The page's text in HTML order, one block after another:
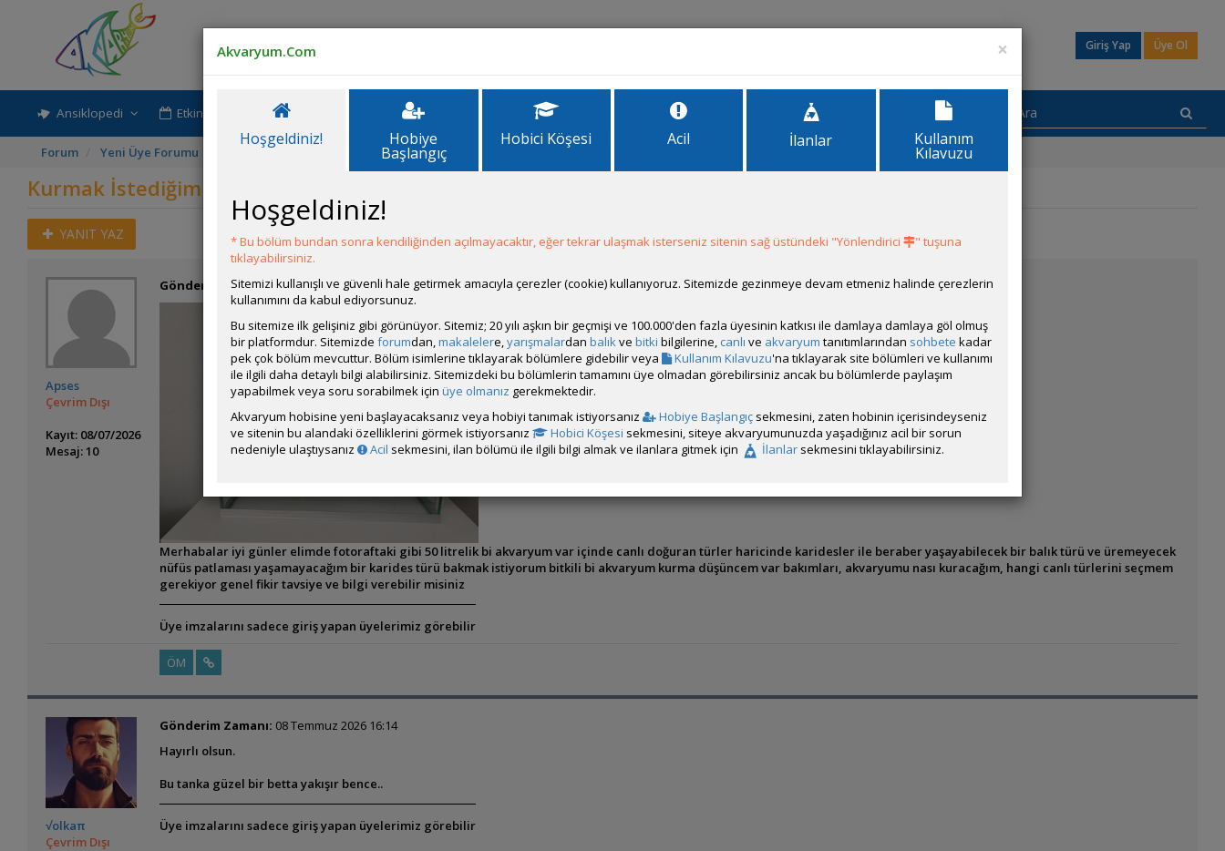
Giriş Yap Üye Ol
Ansiklopedi Etkinlik-Paylaşım İlanlar Forum
Forum Yeni Üye Forumu Kurmak İstediğim 50 Litrelik Akvaryum
Kurmak İstediğim 50 Litrelik Akvaryum
YANIT YAZ
Apses
Çevrim Dışı
Kayıt: 08/07/2026
Mesaj: 10
Gönderim Zamanı: 08 Temmuz 2026 15:34
Merhabalar iyi günler elimde fotoraftaki gibi 50 litrelik bi akvaryum var içinde canlı doğuran türler haricinde karidesler ile beraber yaşayabilecek bir balık türü ve üremeyecek
nüfüs patlaması yaşamayacağım bir karides türü bakmak istiyorum bitkili bi akvaryum kurma düşüncem var bakımları, akvaryumu nası kuracağım, hangi canlı türlerini seçmem
gerekiyor genel fikir tavsiye ve bilgi verebilir misiniz
Üye imzalarını sadece giriş yapan üyelerimiz görebilir
ÖM
√olkaπ
Çevrim Dışı
Gönderim Zamanı: 08 Temmuz 2026 16:14
Hayırlı olsun.
Bu tanka güzel bir betta yakışır bence..
Üye imzalarını sadece giriş yapan üyelerimiz görebilir
×
Akvaryum.Com
Hoşgeldiniz! Hobiye
Başlangıç
Hobici Köşesi Acil İlanlar Kullanım
Kılavuzu
Hoşgeldiniz!
* Bu bölüm bundan sonra kendiliğinden açılmayacaktır, eğer tekrar ulaşmak isterseniz sitenin sağ üstündeki "Yönlendirici
" tuşuna
tıklayabilirsiniz.
Sitemizi kullanışlı ve güvenli hale getirmek amacıyla çerezler (cookie) kullanıyoruz. Sitemizde gezinmeye devam etmeniz halinde çerezlerin
kullanımını da kabul ediyorsunuz.
Bu sitemize ilk gelişiniz gibi görünüyor. Sitemiz; 20 yılı aşkın bir geçmişi ve 100.000'den fazla üyesinin katkısı ile damlaya damlaya göl olmuş
bir platformdur. Sitemizde forumdan,makalelere,yarışmalardan balıkve bitki bilgilerine, canlı ve akvaryum tanıtımlarından sohbete kadar
pek çok bölüm mevcuttur. Bölüm isimlerine tıklayarak bölümlere gidebilir veya
Kullanım Kılavuzu'na tıklayarak site bölümleri ve kullanımı
ile ilgili daha detaylı bilgi alabilirsiniz. Sitemizdeki bu bölümlerin tamamını üye olmadan görebilirsiniz ancak bu bölümlerde paylaşım
yapabilmek veya soru sorabilmek için üye olmanız gerekmektedir.
Akvaryum hobisine yeni başlayacaksanız veya hobiyi tanımak istiyorsanız
Hobiye Başlangıç sekmesini, zaten hobinin içerisindeyseniz
ve sitenin bu alandaki özelliklerini görmek istiyorsanız
Hobici Köşesi sekmesini, siteye akvaryumunuzda yaşadığınız acil bir sorun
nedeniyle ulaştıysanız
Acil sekmesini, ilan bölümü ile ilgili bilgi almak ve ilanlara gitmek için İlanlar sekmesini tıklayabilirsiniz.